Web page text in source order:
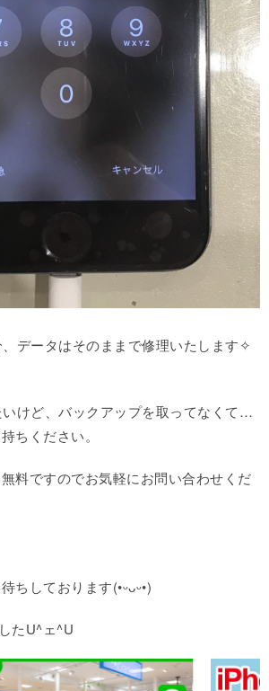
データはそのままで修理いたします✧
けど、バックアップを取ってなくて…
ちください。
料ですのでお気軽にお問い合わせくだ
ちしております(•ᵕᴗᵕ•)
たU^ェ^U